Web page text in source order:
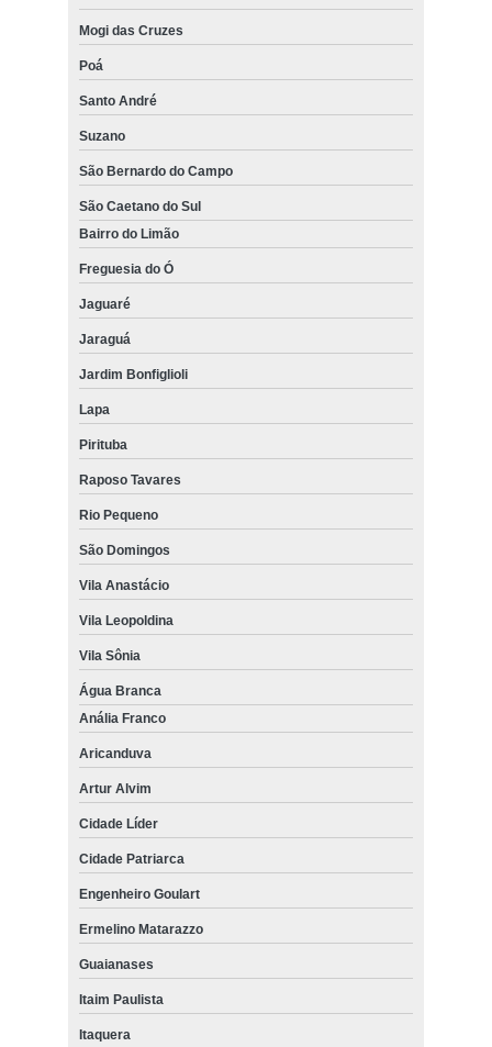
Mogi das Cruzes
Poá
Santo André
Suzano
São Bernardo do Campo
São Caetano do Sul
Bairro do Limão
Freguesia do Ó
Jaguaré
Jaraguá
Jardim Bonfiglioli
Lapa
Pirituba
Raposo Tavares
Rio Pequeno
São Domingos
Vila Anastácio
Vila Leopoldina
Vila Sônia
Água Branca
Anália Franco
Aricanduva
Artur Alvim
Cidade Líder
Cidade Patriarca
Engenheiro Goulart
Ermelino Matarazzo
Guaianases
Itaim Paulista
Itaquera